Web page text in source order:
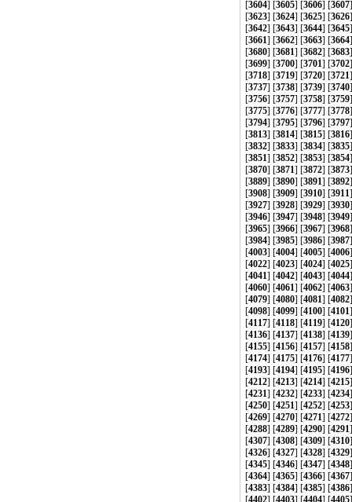
[3604] [3605] [3606] [3607
[3623] [3624] [3625] [3626
[3642] [3643] [3644] [3645
[3661] [3662] [3663] [3664
[3680] [3681] [3682] [3683
[3699] [3700] [3701] [3702
[3718] [3719] [3720] [3721
[3737] [3738] [3739] [3740
[3756] [3757] [3758] [3759
[3775] [3776] [3777] [3778
[3794] [3795] [3796] [3797
[3813] [3814] [3815] [3816
[3832] [3833] [3834] [3835
[3851] [3852] [3853] [3854
[3870] [3871] [3872] [3873
[3889] [3890] [3891] [3892
[3908] [3909] [3910] [3911
[3927] [3928] [3929] [3930
[3946] [3947] [3948] [3949
[3965] [3966] [3967] [3968
[3984] [3985] [3986] [3987
[4003] [4004] [4005] [4006
[4022] [4023] [4024] [4025
[4041] [4042] [4043] [4044
[4060] [4061] [4062] [4063
[4079] [4080] [4081] [4082
[4098] [4099] [4100] [4101
[4117] [4118] [4119] [4120
[4136] [4137] [4138] [4139
[4155] [4156] [4157] [4158
[4174] [4175] [4176] [4177
[4193] [4194] [4195] [4196
[4212] [4213] [4214] [4215
[4231] [4232] [4233] [4234
[4250] [4251] [4252] [4253
[4269] [4270] [4271] [4272
[4288] [4289] [4290] [4291
[4307] [4308] [4309] [4310
[4326] [4327] [4328] [4329
[4345] [4346] [4347] [4348
[4364] [4365] [4366] [4367
[4383] [4384] [4385] [4386
[4402] [4403] [4404] [4405